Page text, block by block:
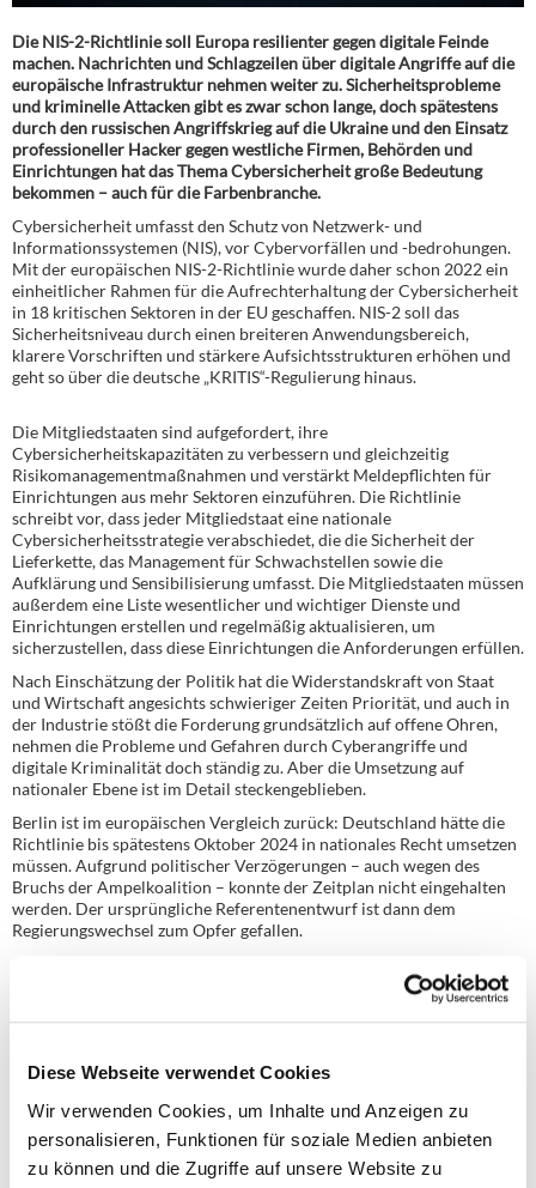
Diese Webseite verwendet Cookies
Wir verwenden Cookies, um Inhalte und Anzeigen zu
personalisieren, Funktionen für soziale Medien anbieten
zu können und die Zugriffe auf unsere Website zu
Die NIS-2-Richtlinie soll Europa resilienter gegen digitale Feinde
machen. Nachrichten und Schlagzeilen über digitale Angriffe auf die
europäische Infrastruktur nehmen weiter zu. Sicherheitsprobleme
und kriminelle Attacken gibt es zwar schon lange, doch spätestens
durch den russischen Angriffskrieg auf die Ukraine und den Einsatz
professioneller Hacker gegen westliche Firmen, Behörden und
Einrichtungen hat das Thema Cybersicherheit große Bedeutung
bekommen – auch für die Farbenbranche.
Cybersicherheit umfasst den Schutz von Netzwerk- und
Informationssystemen (NIS), vor Cybervorfällen und -bedrohungen.
Mit der europäischen NIS-2-Richtlinie wurde daher schon 2022 ein
einheitlicher Rahmen für die Aufrechterhaltung der Cybersicherheit
in 18 kritischen Sektoren in der EU geschaffen. NIS-2 soll das
Sicherheitsniveau durch einen breiteren Anwendungsbereich,
klarere Vorschriften und stärkere Aufsichtsstrukturen erhöhen und
geht so über die deutsche „KRITIS“-Regulierung hinaus.
Die Mitgliedstaaten sind aufgefordert, ihre
Cybersicherheitskapazitäten zu verbessern und gleichzeitig
Risikomanagementmaßnahmen und verstärkt Meldepflichten für
Einrichtungen aus mehr Sektoren einzuführen. Die Richtlinie
schreibt vor, dass jeder Mitgliedstaat eine nationale
Cybersicherheitsstrategie verabschiedet, die die Sicherheit der
Lieferkette, das Management für Schwachstellen sowie die
Aufklärung und Sensibilisierung umfasst. Die Mitgliedstaaten müssen
außerdem eine Liste wesentlicher und wichtiger Dienste und
Einrichtungen erstellen und regelmäßig aktualisieren, um
sicherzustellen, dass diese Einrichtungen die Anforderungen erfüllen.
Nach Einschätzung der Politik hat die Widerstandskraft von Staat
und Wirtschaft angesichts schwieriger Zeiten Priorität, und auch in
der Industrie stößt die Forderung grundsätzlich auf offene Ohren,
nehmen die Probleme und Gefahren durch Cyberangriffe und
digitale Kriminalität doch ständig zu. Aber die Umsetzung auf
nationaler Ebene ist im Detail steckengeblieben.
Berlin ist im europäischen Vergleich zurück: Deutschland hätte die
Richtlinie bis spätestens Oktober 2024 in nationales Recht umsetzen
müssen. Aufgrund politischer Verzögerungen – auch wegen des
Bruchs der Ampelkoalition – konnte der Zeitplan nicht eingehalten
werden. Der ursprüngliche Referentenentwurf ist dann dem
Regierungswechsel zum Opfer gefallen.
Ob Unternehmen der Lack- und Druckfarbenindustrie von NIS-2
betroffen sein werden, hängt von der nationalen Umsetzung ab. Die
II des deutschen Gesetzentwurfs führt als „wichtige Einrichtungen“
unter Punkt 3 „Produktion, Herstellung und Handel mit chemischen
Stoffen“ auf. Farbenhersteller gelten laut REACH-Verordnung aber
als „nachgeschaltete Anwender“ (Nr.13) bzw. werden durch das
Inverkehrbringen (Nr.12) beschrieben. Diese Nichtbetroffenheit
haben bereits andere Länder in ihren nationalen Umsetzungsgesetzen